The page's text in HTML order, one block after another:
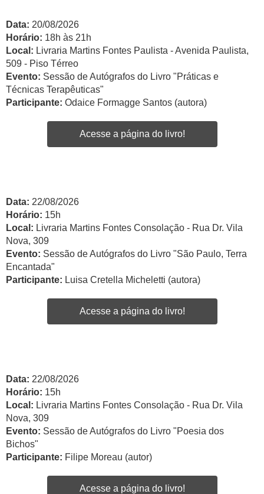
Data: 20/08/2026
Horário: 18h às 21h
Local: Livraria Martins Fontes Paulista - Avenida Paulista,
509 - Piso Térreo
Evento: Sessão de Autógrafos do Livro "Práticas e
Técnicas Terapêuticas"
Participante: Odaice Formagge Santos (autora)
Acesse a página do livro!
Data: 22/08/2026
Horário: 15h
Local: Livraria Martins Fontes Consolação - Rua Dr. Vila
Nova, 309
Evento: Sessão de Autógrafos do Livro "São Paulo, Terra
Encantada"
Participante: Luisa Cretella Micheletti (autora)
Acesse a página do livro!
Data: 22/08/2026
Horário: 15h
Local: Livraria Martins Fontes Consolação - Rua Dr. Vila
Nova, 309
Evento: Sessão de Autógrafos do Livro "Poesia dos
Bichos"
Participante: Filipe Moreau (autor)
Acesse a página do livro!